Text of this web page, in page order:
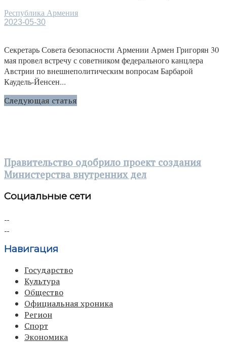
Республика Армения
2023-05-30
Секретарь Совета безопасности Армении Армен Григорян 30
мая провел встречу с советником федерального канцлера
Австрии по внешнеполитическим вопросам Барбарой
Каудель-Йенсен...
Следующая статья
Правительство одобрило проект создания
Министерства внутренних дел
Социальные сети
Навигация
Государство
Культура
Общество
Официальная хроника
Регион
Спорт
Экономика